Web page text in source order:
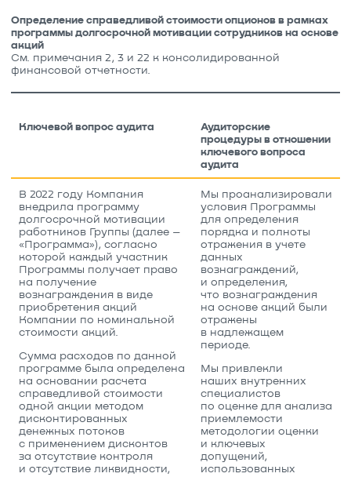
Определение справедливой стоимости опционов в рамках
программы долгосрочной мотивации сотрудников на основе
акций
См. примечания 2, 3 и 22 к консолидированной
финансовой отчетности.
Ключевой вопрос аудита
Аудиторские
процедуры в отношении
ключевого вопроса
аудита
В 2022 году Компания
внедрила программу
долгосрочной мотивации
работников Группы (далее –
«Программа»), согласно
которой каждый участник
Программы получает право
на получение
вознаграждения в виде
приобретения акций
Компании по номинальной
стоимости акций.
Сумма расходов по данной
программе была определена
на основании расчета
справедливой стоимости
одной акции методом
дисконтированных
денежных потоков
с применением дисконтов
за отсутствие контроля
и отсутствие ликвидности,
Мы проанализировали
условия Программы
для определения
порядка и полноты
отражения в учете
данных
вознаграждений,
и определения,
что вознаграждения
на основе акций были
отражены
в надлежащем
периоде.
Мы привлекли
наших внутренних
специалистов
по оценке для анализа
приемлемости
методологии оценки
и ключевых
допущений,
использованных